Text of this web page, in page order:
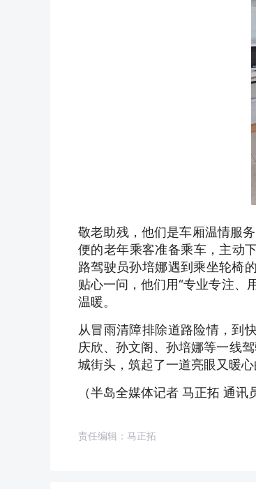
敬老助残，他们是车厢温情服
便的老年乘客准备乘车，主动
路驾驶员孙培娜遇到乘坐轮椅
贴心一问，他们用“专业专注、
温暖。
从冒雨清障排除道路险情，到
庆欣、孙文阁、孙培娜等一线
城街头，筑起了一道亮眼又暖心
（半岛全媒体记者 马正拓 通讯
责任编辑：马正拓